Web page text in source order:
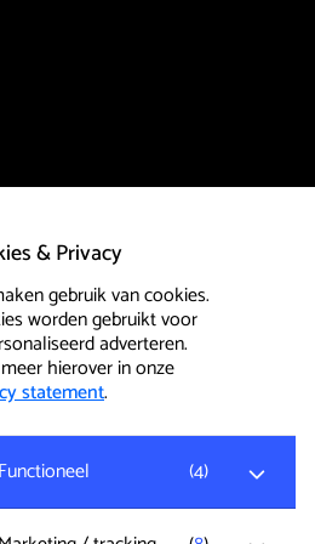
& Privacy
gebruik van cookies.
worden gebruikt voor
adverteren.
hierover in onze
statement.
Functioneel (4)